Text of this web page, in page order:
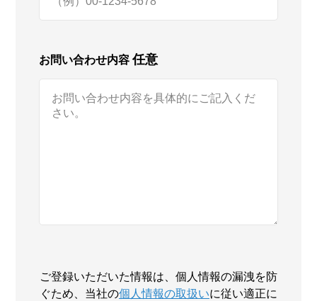
お問い合わせ内容任意
ご登録いただいた情報は、個人情報の漏洩を防
ぐため、 当社の個人情報の取扱いに従い適正に